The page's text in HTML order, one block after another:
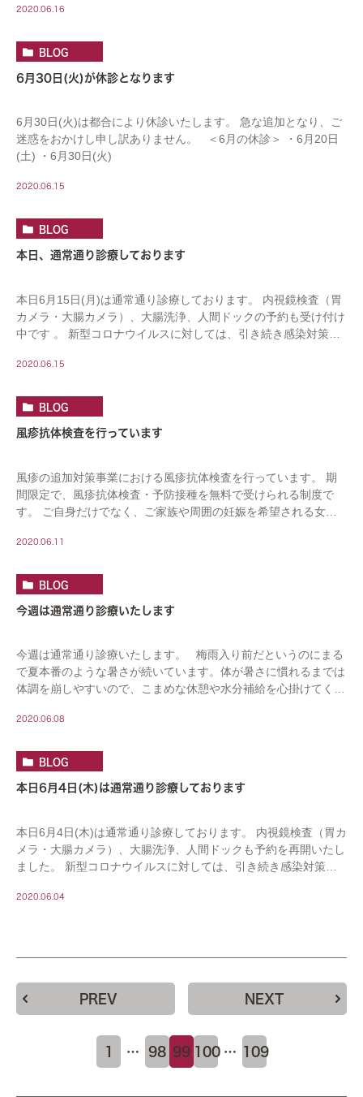
2020.06.16
BLOG
6月30日(火)が休診となります
6月30日(火)は都合により休診いたします。 急な追加となり、ご
迷惑をおかけし申し訳ありません。 ＜6月の休診＞ ・6月20日
(土) ・6月30日(火)
2020.06.15
BLOG
本日、通常通り診療しております
本日6月15日(月)は通常通り診療しております。 内視鏡検査（胃
カメラ・大腸カメラ）、大腸洗浄、人間ドックの予約も受け付け
中です 。 新型コロナウイルスに対しては、引き続き感染対策を
2020.06.15
BLOG
風疹抗体検査を行っています
風疹の追加対策事業における風疹抗体検査を行っています。 期
間限定で、風疹抗体検査・予防接種を無料で受けられる制度で
す。 ご自身だけでなく、ご家族や周囲の妊娠を希望される女性
2020.06.11
BLOG
今週は通常通り診療いたします
今週は通常通り診療いたします。 梅雨入り前だというのにまる
で夏本番のような暑さが続いています。体が暑さに慣れるまでは
体調を崩しやすいので、こまめな休憩や水分補給を心掛けてくだ
2020.06.08
BLOG
本日6月4日(木)は通常通り診療しております
本日6月4日(木)は通常通り診療しております。 内視鏡検査（胃カ
メラ・大腸カメラ）、大腸洗浄、人間ドックも予約を再開いたし
ました。 新型コロナウイルスに対しては、引き続き感染対策を
2020.06.04
PREV
1 … 98 99 100 … 109
NEXT